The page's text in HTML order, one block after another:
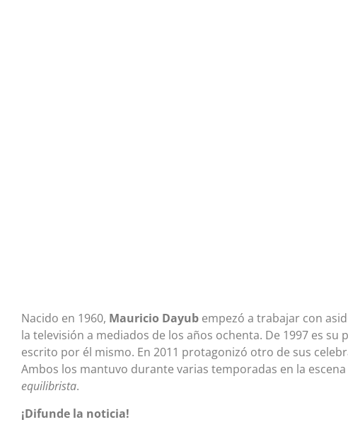
Nacido en 1960, Mauricio Dayub empezó a trabajar con
la televisión a mediados de los años ochenta. De 1997 es
escrito por él mismo. En 2011 protagonizó otro de sus
Ambos los mantuvo durante varias temporadas en la
equilibrista.
¡Difunde la noticia!